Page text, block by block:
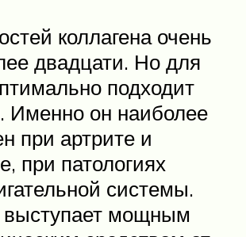
коллагена очень
двадцати. Но для
подходит
Именно он наиболее
при артрите и
при патологиях
системы.
мощным